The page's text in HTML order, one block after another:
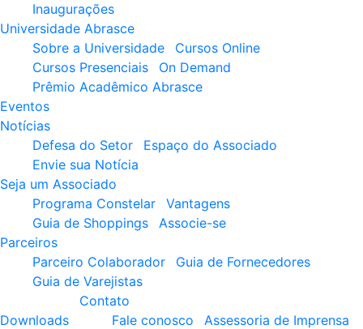
Inaugurações
Universidade Abrasce
Sobre a Universidade
Cursos Online
Cursos Presenciais
On Demand
Prêmio Acadêmico Abrasce
Eventos
Notícias
Defesa do Setor
Espaço do Associado
Envie sua Notícia
Seja um Associado
Programa Constelar
Vantagens
Guia de Shoppings
Associe-se
Parceiros
Parceiro Colaborador
Guia de Fornecedores
Guia de Varejistas
Downloads
Contato
Fale conosco
Assessoria de Imprensa